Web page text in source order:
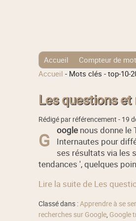
Accueil Compteur de
Tags Cloud
Accueil - Mots clés - top-10-
Les questions
Rédigé par référencement - 19
G ooglenous donne le
Internautes pour
ses résultats via les
tendances ', quelques
Lire la suite de Les
Classé dans :Apprendre à se
recherches sur Google, Google